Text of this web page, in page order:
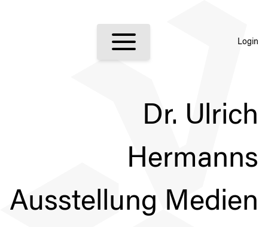
Login
Dr. Ulrich
Hermanns
Ausstellung Medien